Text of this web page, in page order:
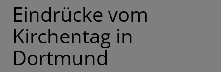
Eindrücke vom
Kirchentag in
Dortmund